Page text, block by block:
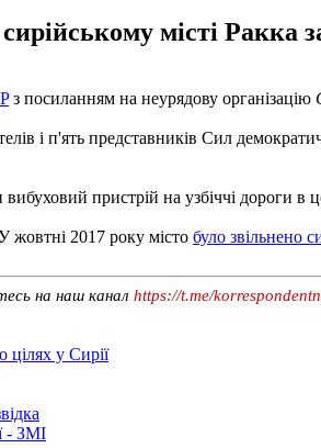
місті Ракка
з посиланням на неурядову організацію
і п'ять представників Сил
пристрій на узбіччі дороги в
жовтні 2017 року місто було звільнено
на наш канал https://t.me/
у Сирії
- ЗМІ